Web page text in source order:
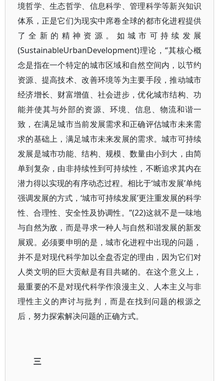
境哲学、生态哲学、信息科学、管理科学等新兴知识
体系，正是它们为现实中席卷全球的都市化进程提供
了全新的精神资源。如城市可持续发展
(SustainableUrbanDevelopment)理论，“其核心概
念是指在一个特定的城市区域和自然空间内，以节约
资源、提高技术、改善环境等为主要手段，推动城市
经济增长、财富增值、社会进步，优化城市结构、功
能并使其与外部的资源、环境、信息、物流和谐一
致，在满足城市当前发展需求和正确评估城市未来需
求的基础上，满足城市未来发展的需求。城市可持续
发展是城市功能、结构、规模、数量由小到大，由简
单到复杂，由非持续性到可持续性，不断追求其内在
潜力得以实现的有序动态过程。相比于‘城市发展’单纯
强调发展的方式，‘城市可持续发展’更注重发展的科学
性、合理性、安全性及协调性。”(22)这就不是一味地
与自然为敌，而是寻求一种人与自然和谐发展的新发
展观。必须要申明的是，城市化进程中出现的问题，
并不是对现代科学加以全盘否定的理由，因为它们对
人类文明的巨大贡献是有目共睹的。在这个意义上，
最重要的不是对现代科学作浪漫主义、人本主义与非
理性主义的声讨与批判，而是在找到问题的根源之
后，努力探索解决问题的正确方式。
三